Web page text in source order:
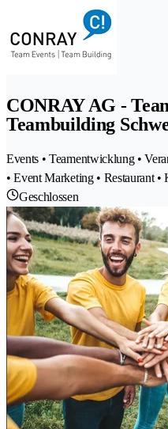
CONRAY AG -
Teambuilding
Events • Teamentwicklung •
• Event Marketing • Restaurant •
Geschlossen